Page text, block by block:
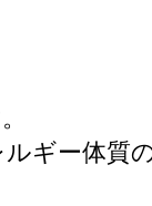
ギー体質